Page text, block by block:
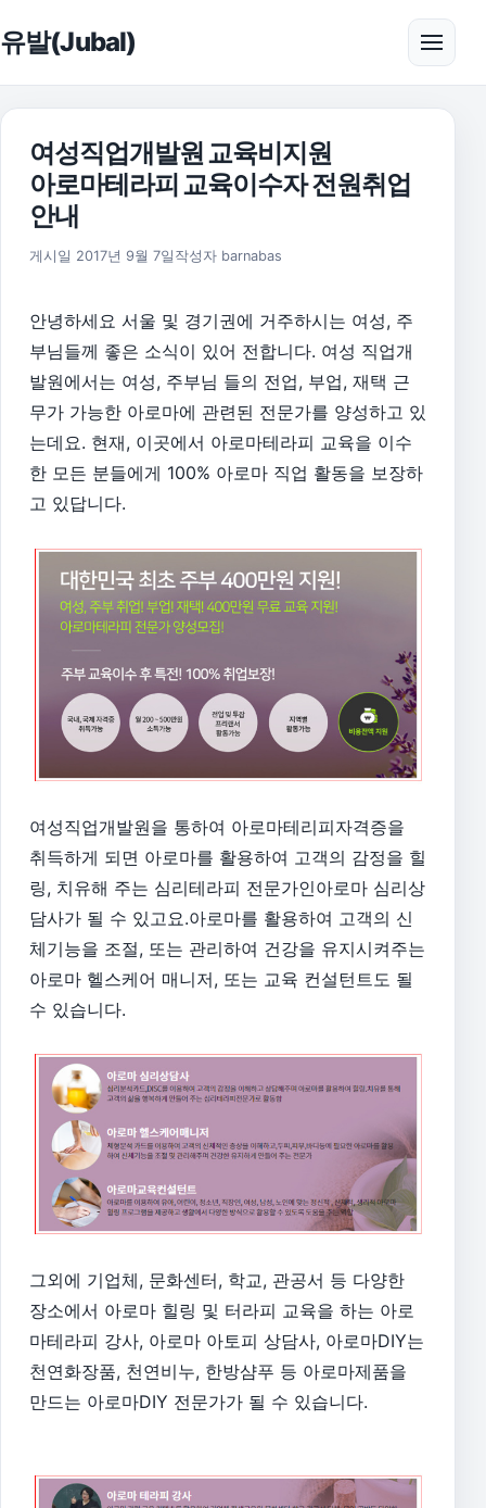
유발(Jubal) 메뉴
여성직업개발원 교육비지원
아로마테라피 교육이수자 전원취업
안내
게시일 2017년 9월 7일 2017년 9월 7일
작성자 barnabas
안녕하세요 서울 및 경기권에 거주하시는 여성, 주
부님들께 좋은 소식이 있어 전합니다. 여성 직업개
발원에서는 여성, 주부님 들의 전업, 부업, 재택 근
무가 가능한 아로마에 관련된 전문가를 양성하고 있
는데요. 현재, 이곳에서 아로마테라피 교육을 이수
한 모든 분들에게 100% 아로마 직업 활동을 보장하
고 있답니다.
여성직업개발원을 통하여 아로마테리피자격증을
취득하게 되면 아로마를 활용하여 고객의 감정을 힐
링, 치유해 주는 심리테라피 전문가인아로마 심리상
담사가 될 수 있고요.아로마를 활용하여 고객의 신
체기능을 조절, 또는 관리하여 건강을 유지시켜주는
아로마 헬스케어 매니저, 또는 교육 컨설턴트도 될
수 있습니다.
그외에 기업체, 문화센터, 학교, 관공서 등 다양한
장소에서 아로마 힐링 및 터라피 교육을 하는 아로
마테라피 강사, 아로마 아토피 상담사, 아로마DIY는
천연화장품, 천연비누, 한방샴푸 등 아로마제품을
만드는 아로마DIY 전문가가 될 수 있습니다.